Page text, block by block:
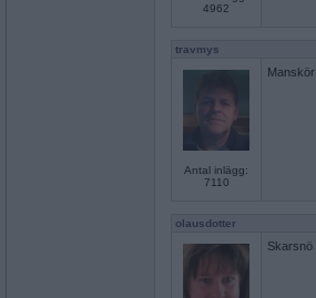
4962
travmys
Antal inlägg:
7110
Manskör
olausdotter
Skarsnö